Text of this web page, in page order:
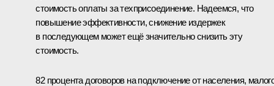
стоимость оплаты за техприсоединение. Надеемся, что
повышение эффективности, снижение издержек
в последующем может ещё значительно снизить эту
стоимость.
82 процента договоров на подключение от населения,